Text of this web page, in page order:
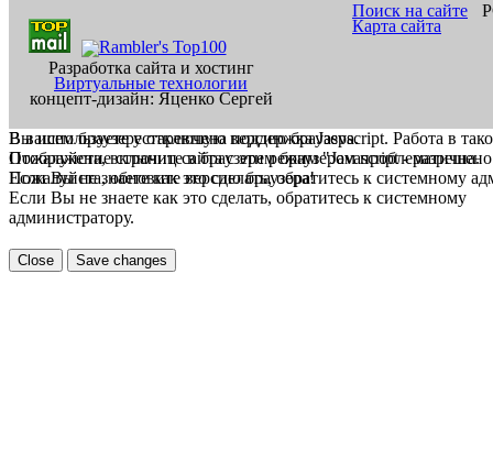
Разработка сайта и хостинг
Виртуальные технологии
концепт-дизайн: Яценко Сергей
Поиск на сайте
Карта сайта
В вашем браузере отключена поддержка Jasvscript. Работа в
Пожалуйста, включите в браузере режим "Javascript -
Если Вы не знаете как это сделать, обратитесь к системному
Вы используете устаревшую версию браузера.
Отображение страниц сайта с этим браузером проблематична.
Пожалуйста, обновите версию браузера!
Если Вы не знаете как это сделать, обратитесь к системному
администратору.
Close Save changes